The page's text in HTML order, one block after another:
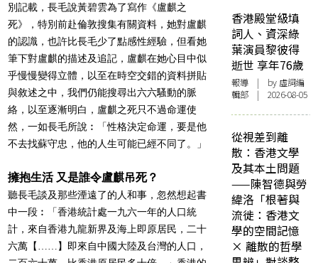
別記載，長毛說黃碧雲為了寫作《盧麒之
死》，特別前赴倫敦搜集有關資料，她對盧麒
的認識，也許比長毛少了點感性經驗，但看她
筆下對盧麒的描述及追記，盧麒在她心目中似
乎慢慢變得立體，以至在時空交錯的資料拼貼
與敘述之中，我們仍能搜尋出六六騷動的脈
絡，以至逐漸明白，盧麒之死只不過命運使
然，一如長毛所說︰「性格決定命運，要是他
不去找蘇守忠，他的人生可能已經不同了。」
擁抱生活 又是誰令盧麒吊死？
聽長毛談及那些湮遠了的人和事，忽然想起書
中一段︰「香港統計處一九六一年的人口統
計，來自香港九龍新界及海上即原居民，二十
六萬【……】即來自中國大陸及台灣的人口，
香港殿堂級填
詞人、資深綠
葉演員黎彼得
逝世 享年76歲
報導 | by 虛詞編
輯部 | 2026-08-05
從視差到離
散：香港文學
及其本土問題
——陳智德與勞
緯洛「根著與
流徙：香港文
學的空間記憶
× 離散的哲學